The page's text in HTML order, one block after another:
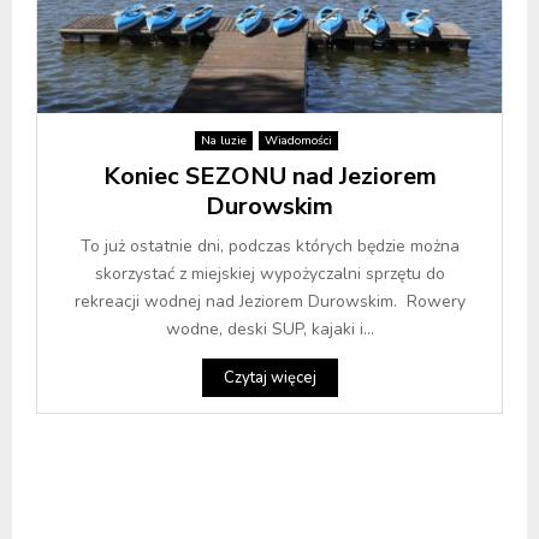
Na luzie Wiadomości
Koniec SEZONU nad Jeziorem
Durowskim
To już ostatnie dni, podczas których będzie można
skorzystać z miejskiej wypożyczalni sprzętu do
rekreacji wodnej nad Jeziorem Durowskim. Rowery
wodne, deski SUP, kajaki i...
Czytaj więcej